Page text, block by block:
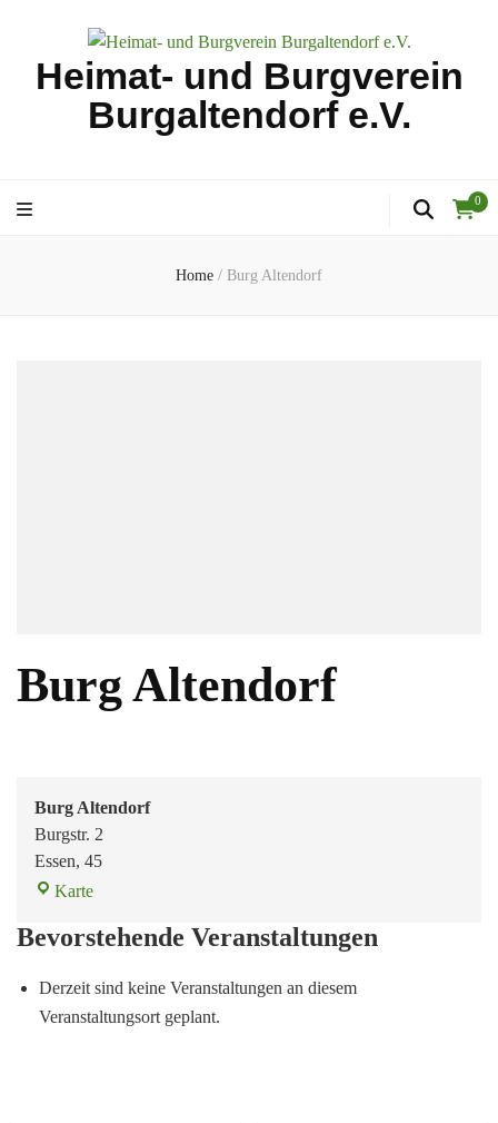
Heimat- und Burgverein
Burgaltendorf e.V.
0
Home / Burg Altendorf
Burg Altendorf
Burg Altendorf
Burgstr. 2
Essen, 45
Karte
Bevorstehende Veranstaltungen
Derzeit sind keine Veranstaltungen an diesem
Veranstaltungsort geplant.